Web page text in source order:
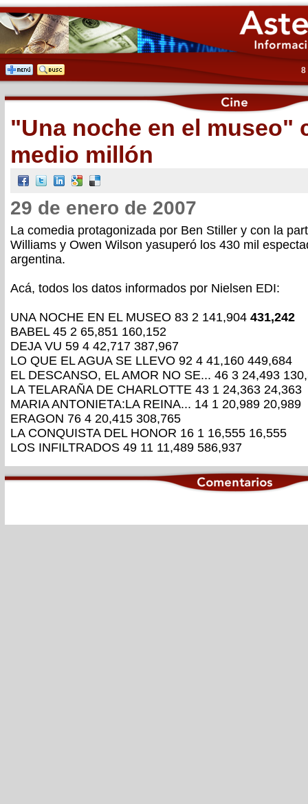
8
"Una noche en el museo"
medio millón
29 de enero de 2007
La comedia protagonizada por Ben Stiller y con la
Williams y Owen Wilson yasuperó los 430 mil
argentina.
Acá, todos los datos informados por Nielsen EDI:
UNA NOCHE EN EL MUSEO 83 2 141,904 431,242
BABEL 45 2 65,851 160,152
DEJA VU 59 4 42,717 387,967
LO QUE EL AGUA SE LLEVO 92 4 41,160 449,684
EL DESCANSO, EL AMOR NO SE... 46 3 24,493
LA TELARAÑA DE CHARLOTTE 43 1 24,363 24,363
MARIA ANTONIETA:LA REINA... 14 1 20,989 20,989
ERAGON 76 4 20,415 308,765
LA CONQUISTA DEL HONOR 16 1 16,555 16,555
LOS INFILTRADOS 49 11 11,489 586,937